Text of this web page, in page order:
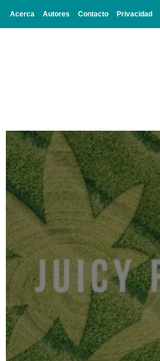
Acerca Autores Contacto Privacidad